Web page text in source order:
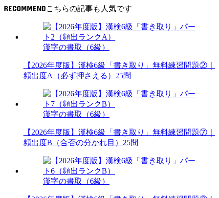
RECOMMEND
漢字の書取（6級）
【2026年度版】漢検6級「書き取り」無料練習問題②｜
頻出度A（必ず押さえる）25問
漢字の書取（6級）
【2026年度版】漢検6級「書き取り」無料練習問題⑦｜
頻出度B（合否の分かれ目）25問
漢字の書取（6級）